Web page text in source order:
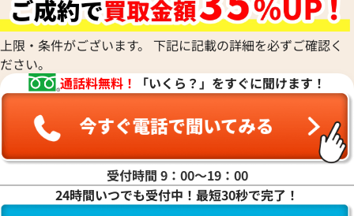
上限・条件がございます。 下記に記載の詳細を必ずご確認く
ださい。
通話料無料！
「いくら？」をすぐに聞けます！
受付時間 9：00〜19：00
24時間いつでも受付中！最短30秒で完了！